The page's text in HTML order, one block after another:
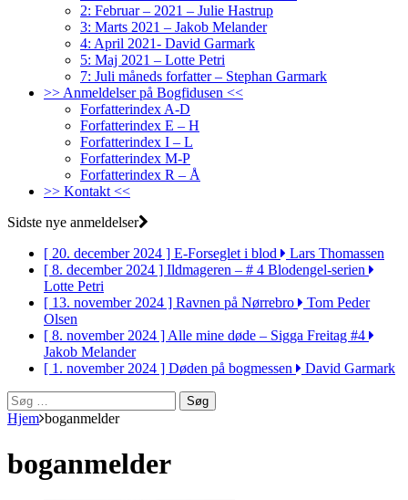
2: Februar – 2021 – Julie Hastrup
3: Marts 2021 – Jakob Melander
4: April 2021- David Garmark
5: Maj 2021 – Lotte Petri
7: Juli måneds forfatter – Stephan Garmark
>> Anmeldelser på Bogfidusen <<
Forfatterindex A-D
Forfatterindex E – H
Forfatterindex I – L
Forfatterindex M-P
Forfatterindex R – Å
>> Kontakt <<
Sidste nye anmeldelser
[ 20. december 2024 ] E-Forseglet i blod
Lars Thomassen
[ 8. december 2024 ] Ildmageren – # 4 Blodengel-serien
Lotte Petri
[ 13. november 2024 ] Ravnen på Nørrebro
Tom Peder
Olsen
[ 8. november 2024 ]Alle mine døde – Sigga Freitag #4
Jakob Melander
[ 1. november 2024 ] Døden på bogmessen
David Garmark
Søg
efter:
Hjem boganmelder
boganmelder